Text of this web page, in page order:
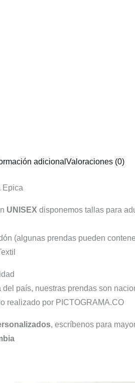
adicional Valoraciones (0)
Epica
UNISEX disponemos tallas para
(algunas prendas pueden
país, nuestras prendas son
realizado por PICTOGRAMA.CO
, escríbenos para